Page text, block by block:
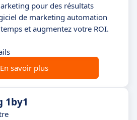
pour des résultats
de marketing automation
et augmentez votre ROI.
En savoir plus
1by1